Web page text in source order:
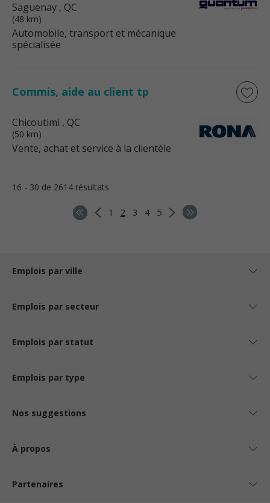
Saguenay , QC
(48 km)
Automobile, transport et mécanique
spécialisée
Commis, aide au client tp
Chicoutimi , QC
(50 km)
Vente, achat et service à la clientèle
16 - 30 de 2614 résultats
1 2 3 4 5
Emplois par ville
Emplois par secteur
Emplois par statut
Emplois par type
Nos suggestions
À propos
Partenaires